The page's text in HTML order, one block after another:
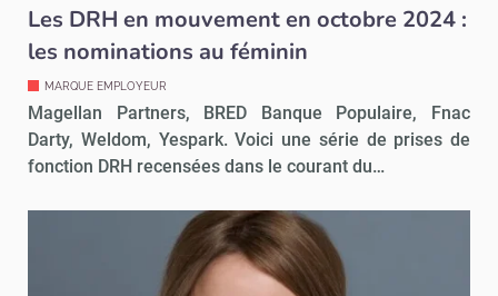
Les DRH en mouvement en octobre 2024 :
les nominations au féminin
MARQUE EMPLOYEUR
Magellan Partners, BRED Banque Populaire, Fnac
Darty, Weldom, Yespark. Voici une série de prises de
fonction DRH recensées dans le courant du…